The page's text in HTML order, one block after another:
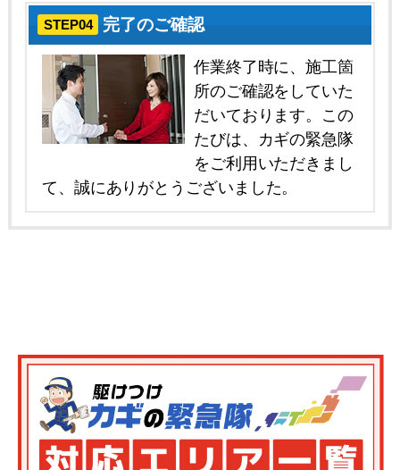
STEP04 完了のご確認
作業終了時に、施工箇
所のご確認をしていた
だいております。この
たびは、カギの緊急隊
をご利用いただきまし
て、誠にありがとうございました。